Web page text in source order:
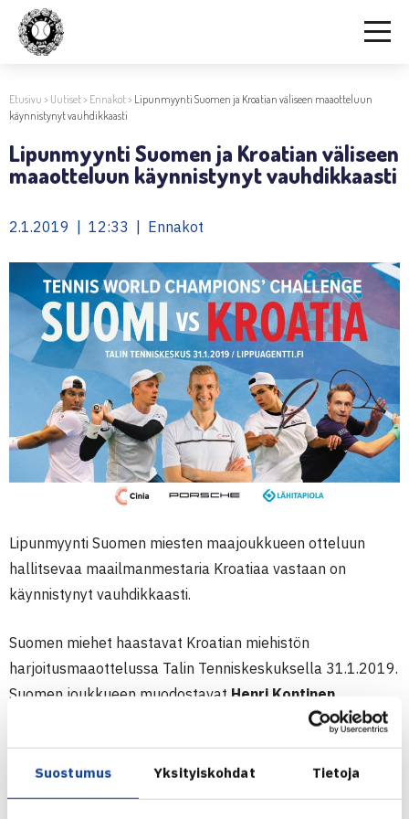
Suostumus Yksityiskohdat Tietoja
Etusivu > Uutiset> Ennakot> Lipunmyynti Suomen ja Kroatian väliseen maaotteluun
käynnistynyt vauhdikkaasti
Lipunmyynti Suomen ja Kroatian väliseen
maaotteluun käynnistynyt vauhdikkaasti
2.1.2019 | 12:33 | Ennakot
Lipunmyynti Suomen miesten maajoukkueen otteluun
hallitsevaa maailmanmestaria Kroatiaa vastaan on
käynnistynyt vauhdikkaasti.
Suomen miehet haastavat Kroatian miehistön
harjoitusmaaottelussa Talin Tenniskeskuksella 31.1.2019.
Suomen joukkueen muodostavat Henri Kontinen
(kaksinpelin ATP-
385),Patrik Niklas-Salminen(kaksinpelin ATP-590) ja
Otto Virtanen(kaksinpelin ITF-567). Kapteenina toimii
Jarkko Nieminen. Kroatian joukkueessa